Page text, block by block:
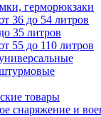
герморюкзаки
36 до 54 литров
35 литров
55 до 110 литров
товары
снаряжение и